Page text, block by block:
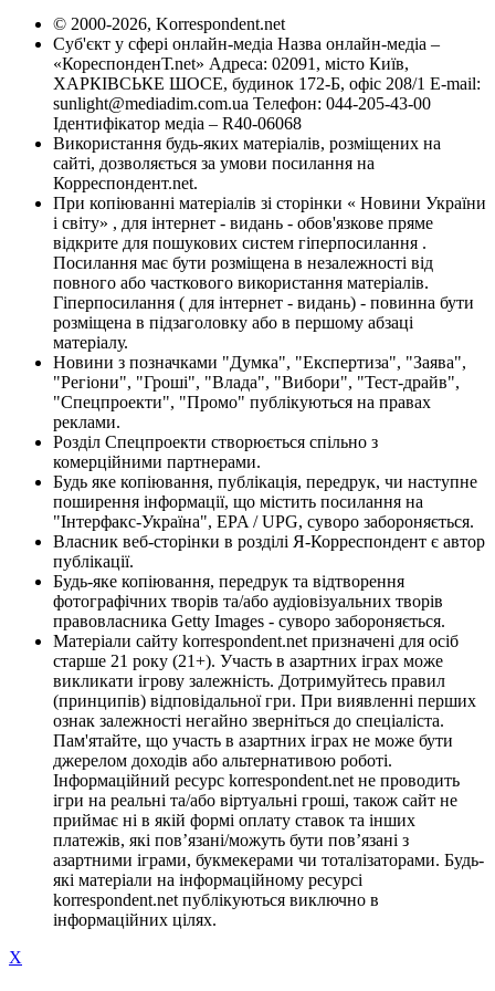
© 2000-2026, Korrespondent.net
Суб'єкт у сфері онлайн-медіа Назва онлайн-медіа –
«КореспонденТ.net» Адреса: 02091, місто Київ,
ХАРКІВСЬКЕ ШОСЕ, будинок 172-Б, офіс 208/1 E-mail:
sunlight@mediadim.com.ua Телефон: 044-205-43-00
Ідентифікатор медіа – R40-06068
Використання будь-яких матеріалів, розміщених на
сайті, дозволяється за умови посилання на
Корреспондент.net.
При копіюванні матеріалів зі сторінки « Новини України
і світу» , для інтернет - видань - обов'язкове пряме
відкрите для пошукових систем гіперпосилання .
Посилання має бути розміщена в незалежності від
повного або часткового використання матеріалів.
Гіперпосилання ( для інтернет - видань) - повинна бути
розміщена в підзаголовку або в першому абзаці
матеріалу.
Новини з позначками "Думка", "Експертиза", "Заява",
"Регіони", "Гроші", "Влада", "Вибори", "Тест-драйв",
"Спецпроекти", "Промо" публікуються на правах
реклами.
Розділ Спецпроекти створюється спільно з
комерційними партнерами.
Будь яке копіювання, публікація, передрук, чи наступне
поширення інформації, що містить посилання на
"Інтерфакс-Україна", EPA / UPG, суворо забороняється.
Власник веб-сторінки в розділі Я-Корреспондент є автор
публікації.
Будь-яке копіювання, передрук та відтворення
фотографічних творів та/або аудіовізуальних творів
правовласника Getty Images - суворо забороняється.
Матеріали сайту korrespondent.net призначені для осіб
старше 21 року (21+). Участь в азартних іграх може
викликати ігрову залежність. Дотримуйтесь правил
(принципів) відповідальної гри. При виявленні перших
ознак залежності негайно зверніться до спеціаліста.
Пам'ятайте, що участь в азартних іграх не може бути
джерелом доходів або альтернативою роботі.
Інформаційний ресурс korrespondent.net не проводить
ігри на реальні та/або віртуальні гроші, також сайт не
приймає ні в якій формі оплату ставок та інших
платежів, які пов’язані/можуть бути пов’язані з
азартними іграми, букмекерами чи тоталізаторами. Будь-
які матеріали на інформаційному ресурсі
korrespondent.net публікуються виключно в
інформаційних цілях.
X